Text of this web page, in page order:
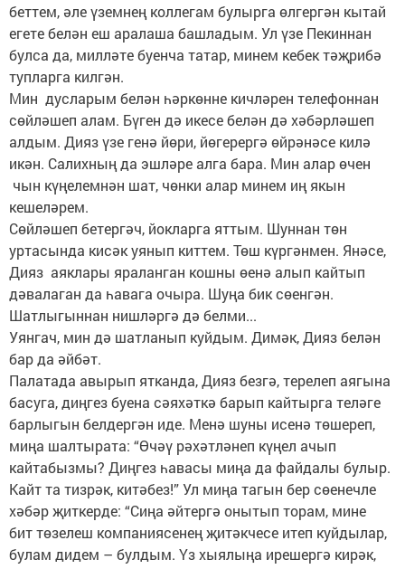
беттем, әле үземнең коллегам булырга өлгергән кытай
егете белән еш аралаша башладым. Ул үзе Пекиннан
булса да, милләте буенча татар, минем кебек тәҗрибә
тупларга килгән.
Мин дусларым белән һәркөнне кичләрен телефоннан
сөйләшеп алам. Бүген дә икесе белән дә хәбәрләшеп
алдым. Дияз үзе генә йөри, йөгерергә өйрәнәсе килә
икән. Салихның да эшләре алга бара. Мин алар өчен
чын күңелемнән шат, чөнки алар минем иң якын
кешеләрем.
Сөйләшеп бетергәч, йокларга яттым. Шуннан төн
уртасында кисәк уянып киттем. Төш күргәнмен. Янәсе,
Дияз аяклары яраланган кошны өенә алып кайтып
дәвалаган да һавага очыра. Шуңа бик сөенгән.
Шатлыгыннан нишләргә дә белми...
Уянгач, мин дә шатланып куйдым. Димәк, Дияз белән
бар да әйбәт.
Палатада авырып ятканда, Дияз безгә, терелеп аягына
басуга, диңгез буена сәяхәткә барып кайтырга теләге
барлыгын белдергән иде. Менә шуны исенә төшереп,
миңа шалтырата: “Өчәү рәхәтләнеп күңел ачып
кайтабызмы? Диңгез һавасы миңа да файдалы булыр.
Кайт та тизрәк, китәбез!” Ул миңа тагын бер сөенечле
хәбәр җиткерде: “Сиңа әйтергә онытып торам, мине
бит төзелеш компаниясенең җитәкчесе итеп куйдылар,
булам дидем – булдым. Үз хыялыңа ирешергә кирәк,